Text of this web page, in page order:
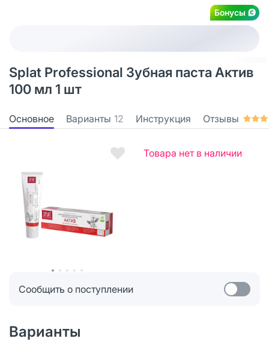
Бонусы
Splat Professional Зубная паста Актив
100 мл 1 шт
Основное Варианты 12 Инструкция Отзывы
Товара нет в наличии
Сообщить о поступлении
Варианты